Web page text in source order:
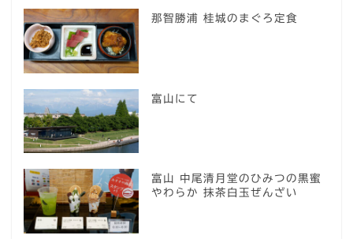
那智勝浦 桂城のまぐろ定食
富山にて
富山 中尾清月堂のひみつの黒蜜
やわらか 抹茶白玉ぜんざい